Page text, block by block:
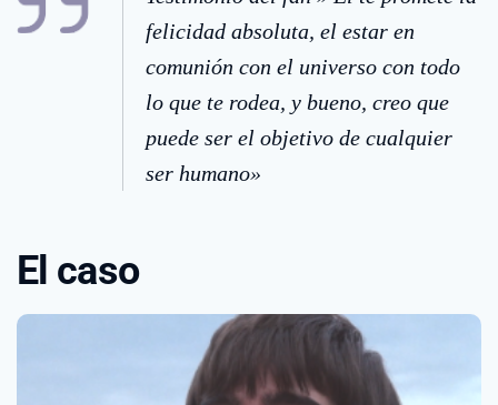
felicidad absoluta, el estar en
comunión con el universo con todo
lo que te rodea, y bueno, creo que
puede ser el objetivo de cualquier
ser humano»
El caso